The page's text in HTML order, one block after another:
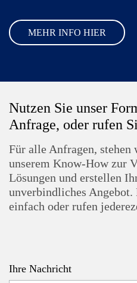
MEHR INFO HIER
Nutzen Sie unser
Anfrage, oder rufen
Für alle Anfragen,
unserem Know-How zur
Lösungen und erstellen
unverbindliches Angebot.
einfach oder rufen
Ihre Nachricht